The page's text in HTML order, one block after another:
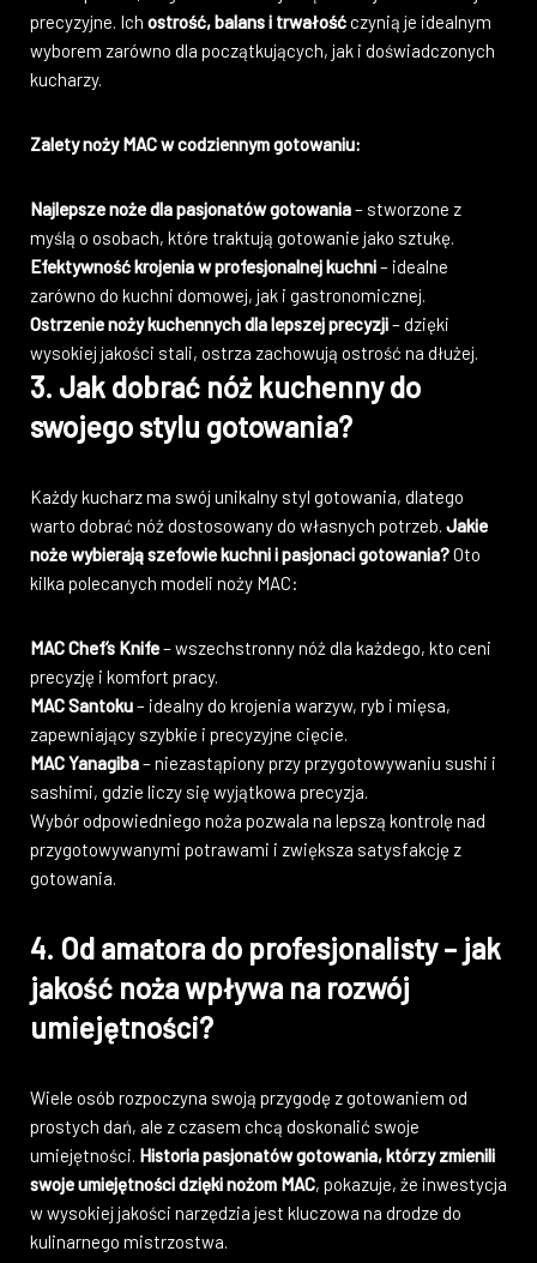
precyzyjne. Ich ostrość, balans i trwałośćczynią je idealnym
wyborem zarówno dla początkujących, jak i doświadczonych
kucharzy.
Zalety noży MAC w codziennym gotowaniu:
Najlepsze noże dla pasjonatów gotowania– stworzone z
myślą o osobach, które traktują gotowanie jako sztukę.
Efektywność krojenia w profesjonalnej kuchni– idealne
zarówno do kuchni domowej, jak i gastronomicznej.
Ostrzenie noży kuchennych dla lepszej precyzji– dzięki
wysokiej jakości stali, ostrza zachowują ostrość na dłużej.
3. Jak dobrać nóż kuchenny do
swojego stylu gotowania?
Każdy kucharz ma swój unikalny styl gotowania, dlatego
warto dobrać nóż dostosowany do własnych potrzeb. Jakie
noże wybierają szefowie kuchni i pasjonaci gotowania?Oto
kilka polecanych modeli noży MAC:
MAC Chef’s Knife– wszechstronny nóż dla każdego, kto ceni
precyzję i komfort pracy.
MAC Santoku– idealny do krojenia warzyw, ryb i mięsa,
zapewniający szybkie i precyzyjne cięcie.
MAC Yanagiba– niezastąpiony przy przygotowywaniu sushi i
sashimi, gdzie liczy się wyjątkowa precyzja.
Wybór odpowiedniego noża pozwala na lepszą kontrolę nad
przygotowywanymi potrawami i zwiększa satysfakcję z
gotowania.
4. Od amatora do profesjonalisty – jak
jakość noża wpływa na rozwój
umiejętności?
Wiele osób rozpoczyna swoją przygodę z gotowaniem od
prostych dań, ale z czasem chcą doskonalić swoje
umiejętności. Historia pasjonatów gotowania, którzy zmienili
swoje umiejętności dzięki nożom MAC, pokazuje, że inwestycja
w wysokiej jakości narzędzia jest kluczowa na drodze do
kulinarnego mistrzostwa.